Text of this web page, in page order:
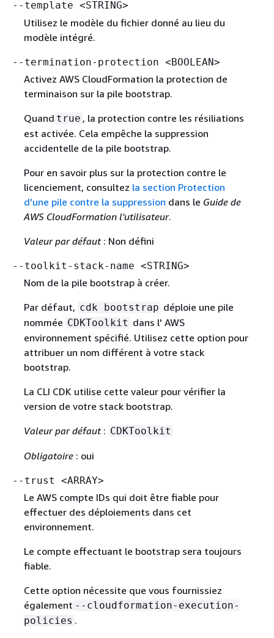
--template <STRING>
Utilisez le modèle du fichier donné au lieu du
modèle intégré.
--termination-protection <BOOLEAN>
Activez AWS CloudFormation la protection de
terminaison sur la pile bootstrap.
Quand true , la protection contre les résiliations
est activée. Cela empêche la suppression
accidentelle de la pile bootstrap.
Pour en savoir plus sur la protection contre le
licenciement, consultez la section Protection
d'une pile contre la suppression dans le Guide de
AWS CloudFormation l'utilisateur.
Valeur par défaut: Non défini
--toolkit-stack-name <STRING>
Nom de la pile bootstrap à créer.
Par défaut, cdk bootstrap déploie une pile
nommée CDKToolkit dans l' AWS
environnement spécifié. Utilisez cette option pour
attribuer un nom différent à votre stack
bootstrap.
La CLI CDK utilise cette valeur pour vérifier la
version de votre stack bootstrap.
Valeur par défaut: CDKToolkit
Obligatoire: oui
--trust <ARRAY>
Le AWS compte IDs qui doit être fiable pour
effectuer des déploiements dans cet
environnement.
Le compte effectuant le bootstrap sera toujours
fiable.
Cette option nécessite que vous fournissiez
également --cloudformation-execution-
policies .